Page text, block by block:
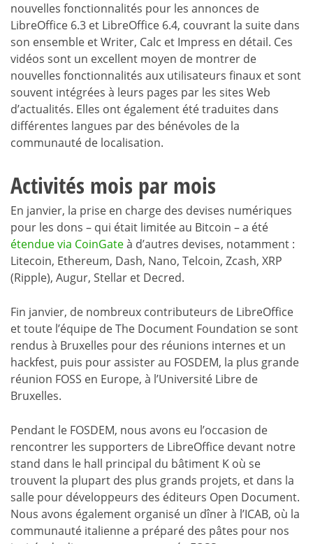
nouvelles fonctionnalités pour les annonces de
LibreOffice 6.3 et LibreOffice 6.4, couvrant la suite dans
son ensemble et Writer, Calc et Impress en détail. Ces
vidéos sont un excellent moyen de montrer de
nouvelles fonctionnalités aux utilisateurs finaux et sont
souvent intégrées à leurs pages par les sites Web
d’actualités. Elles ont également été traduites dans
différentes langues par des bénévoles de la
communauté de localisation.
Activités mois par mois
En janvier, la prise en charge des devises numériques
pour les dons – qui était limitée au Bitcoin – a été
étendue via CoinGateà d’autres devises, notamment :
Litecoin, Ethereum, Dash, Nano, Telcoin, Zcash, XRP
(Ripple), Augur, Stellar et Decred.
Fin janvier, de nombreux contributeurs de LibreOffice
et toute l’équipe de The Document Foundation se sont
rendus à Bruxelles pour des réunions internes et un
hackfest, puis pour assister au FOSDEM, la plus grande
réunion FOSS en Europe, à l’Université Libre de
Bruxelles.
Pendant le FOSDEM, nous avons eu l’occasion de
rencontrer les supporters de LibreOffice devant notre
stand dans le hall principal du bâtiment K où se
trouvent la plupart des plus grands projets, et dans la
salle pour développeurs des éditeurs Open Document.
Nous avons également organisé un dîner à l’ICAB, où la
communauté italienne a préparé des pâtes pour nos